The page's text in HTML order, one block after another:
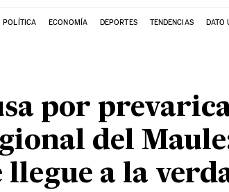
POLÍTICA ECONOMÍA DEPORTES TENDENCIAS DATO
por
del
llegue a la